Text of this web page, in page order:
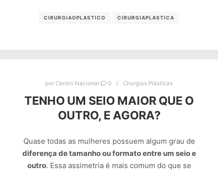
CIRURGIAOPLASTICO CIRURGIAPLASTICA
por Centro Nacional 0 Cirurgias Plásticas
TENHO UM SEIO MAIOR QUE O
OUTRO, E AGORA?
Quase todas as mulheres possuem algum grau de
diferença de tamanho ou formato entre um seio e
outro. Essa assimetria é mais comum do que se